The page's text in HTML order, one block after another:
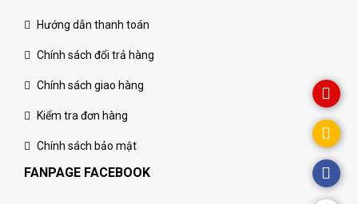
Hướng dẫn thanh toán
Chính sách đổi trả hàng
Chính sách giao hàng
Kiểm tra đơn hàng
Chính sách bảo mật
FANPAGE FACEBOOK